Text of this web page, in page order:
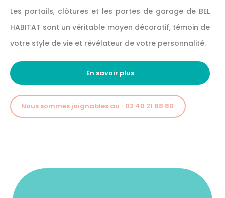
Les portails, clôtures et les portes de garage de BEL
HABITAT sont un véritable moyen décoratif, témoin de
votre style de vie et révélateur de votre personnalité.
En savoir plus
Nous sommes joignables au : 02 40 21 88 80